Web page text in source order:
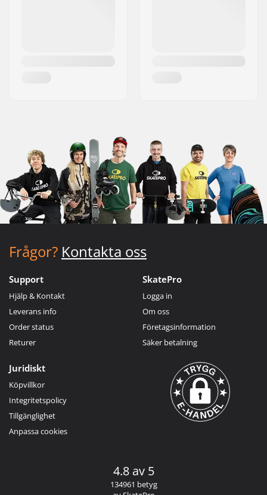
Frågor? Kontakta oss
Support
Hjälp & Kontakt
Leverans info
Order status
Returer
SkatePro
Logga in
Om oss
Företagsinformation
Säker betalning
Juridiskt
Köpvillkor
Integritetspolicy
Tillgänglighet
Anpassa cookies
4.8 av 5
134961 betyg